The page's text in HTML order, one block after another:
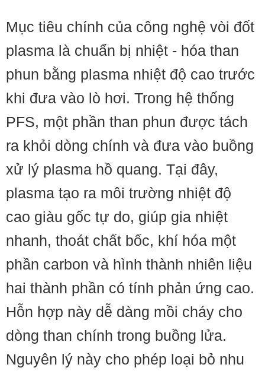
Mục tiêu chính của công nghệ vòi đốt
plasma là chuẩn bị nhiệt - hóa than
phun bằng plasma nhiệt độ cao trước
khi đưa vào lò hơi. Trong hệ thống
PFS, một phần than phun được tách
ra khỏi dòng chính và đưa vào buồng
xử lý plasma hồ quang. Tại đây,
plasma tạo ra môi trường nhiệt độ
cao giàu gốc tự do, giúp gia nhiệt
nhanh, thoát chất bốc, khí hóa một
phần carbon và hình thành nhiên liệu
hai thành phần có tính phản ứng cao.
Hỗn hợp này dễ dàng mồi cháy cho
dòng than chính trong buồng lửa.
Nguyên lý này cho phép loại bỏ nhu